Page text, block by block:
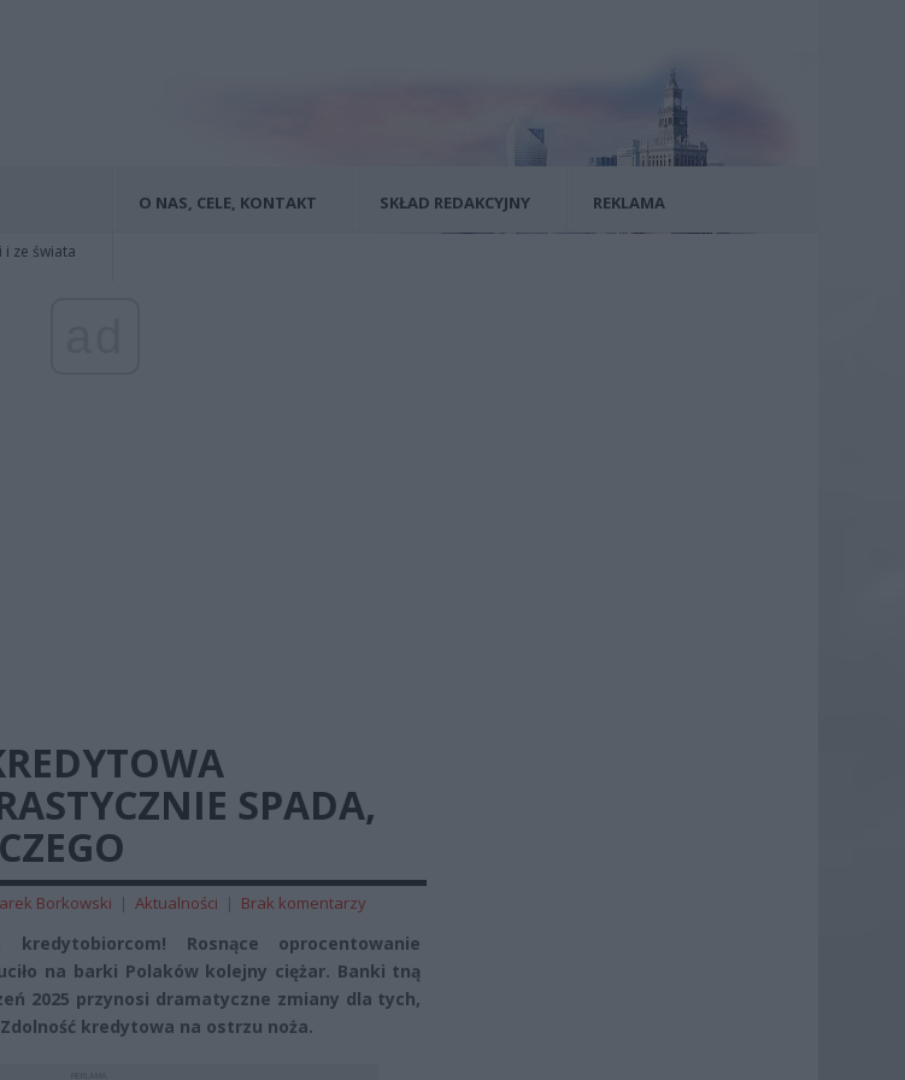
ze świata
O NAS, CELE, KONTAKT SKŁAD REDAKCYJNY REKLAMA
SPADA,
Borkowski | Aktualności | Brak komentarzy
kredytobiorcom! Rosnące oprocentowanie
na barki Polaków kolejny ciężar. Banki tną
2025 przynosi dramatyczne zmiany dla tych,
Zdolność kredytowa na ostrzu noża.